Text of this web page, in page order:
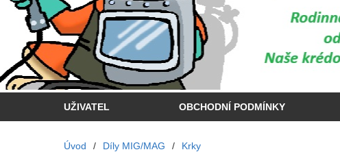
UŽIVATEL OBCHODNÍ PODMÍNKY
Úvod / Díly MIG/MAG / Krky